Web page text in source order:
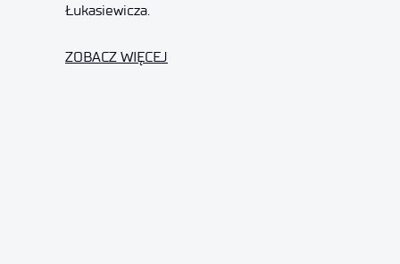
Łukasiewicza.
ZOBACZ WIĘCEJ